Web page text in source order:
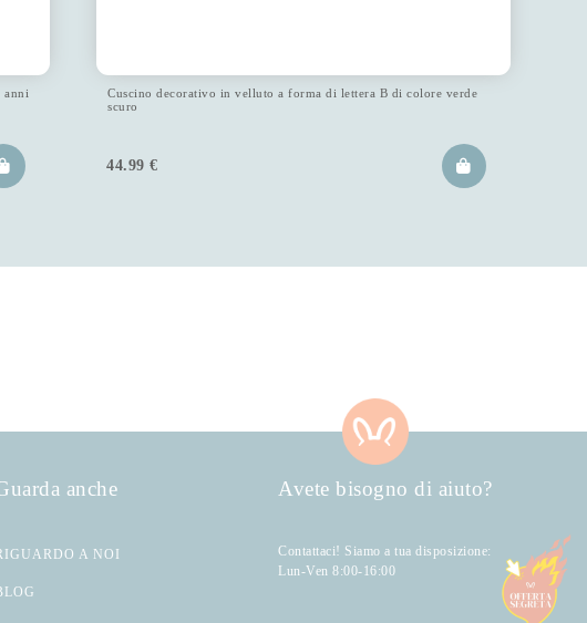
anni
Cuscino decorativo in velluto a forma di lettera B di colore verde
scuro
44.99 €
anche
A NOI
Avete bisogno di aiuto?
Contattaci! Siamo a tua disposizione:
Lun-Ven 8:00-16:00